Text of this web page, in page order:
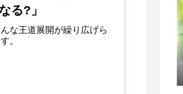
る?」
な王道展開が繰り広げら
。